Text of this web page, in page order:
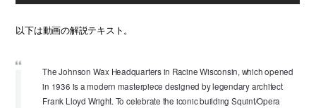
以下は動画の解説テキスト。
The Johnson Wax Headquarters in Racine Wisconsin, which opened
in 1936 is a modern masterpiece designed by legendary architect
Frank Lloyd Wright. To celebrate the iconic building Squint/Opera